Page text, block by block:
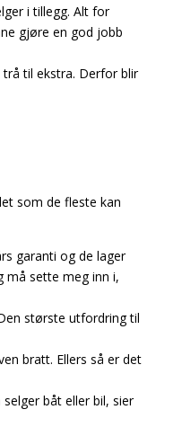
i tillegg. Alt for
gjøre en god jobb
til ekstra. Derfor blir
som de fleste kan
garanti og de lager
må sette meg inn i,
største utfordring til
bratt. Ellers så er det
båt eller bil, sier